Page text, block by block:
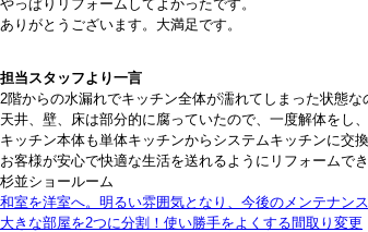
やっぱりリフォームしてよかったです。
ありがとうございます。大満足です。
担当スタッフより一言
2階からの水漏れでキッチン全体が濡れてしまった状態
天井、壁、床は部分的に腐っていたので、一度解体をし
キッチン本体も単体キッチンからシステムキッチンに交換
お客様が安心で快適な生活を送れるようにリフォームでき
杉並ショールーム
和室を洋室へ。明るい雰囲気となり、今後のメンテナン
大きな部屋を2つに分割！使い勝手をよくする間取り変更